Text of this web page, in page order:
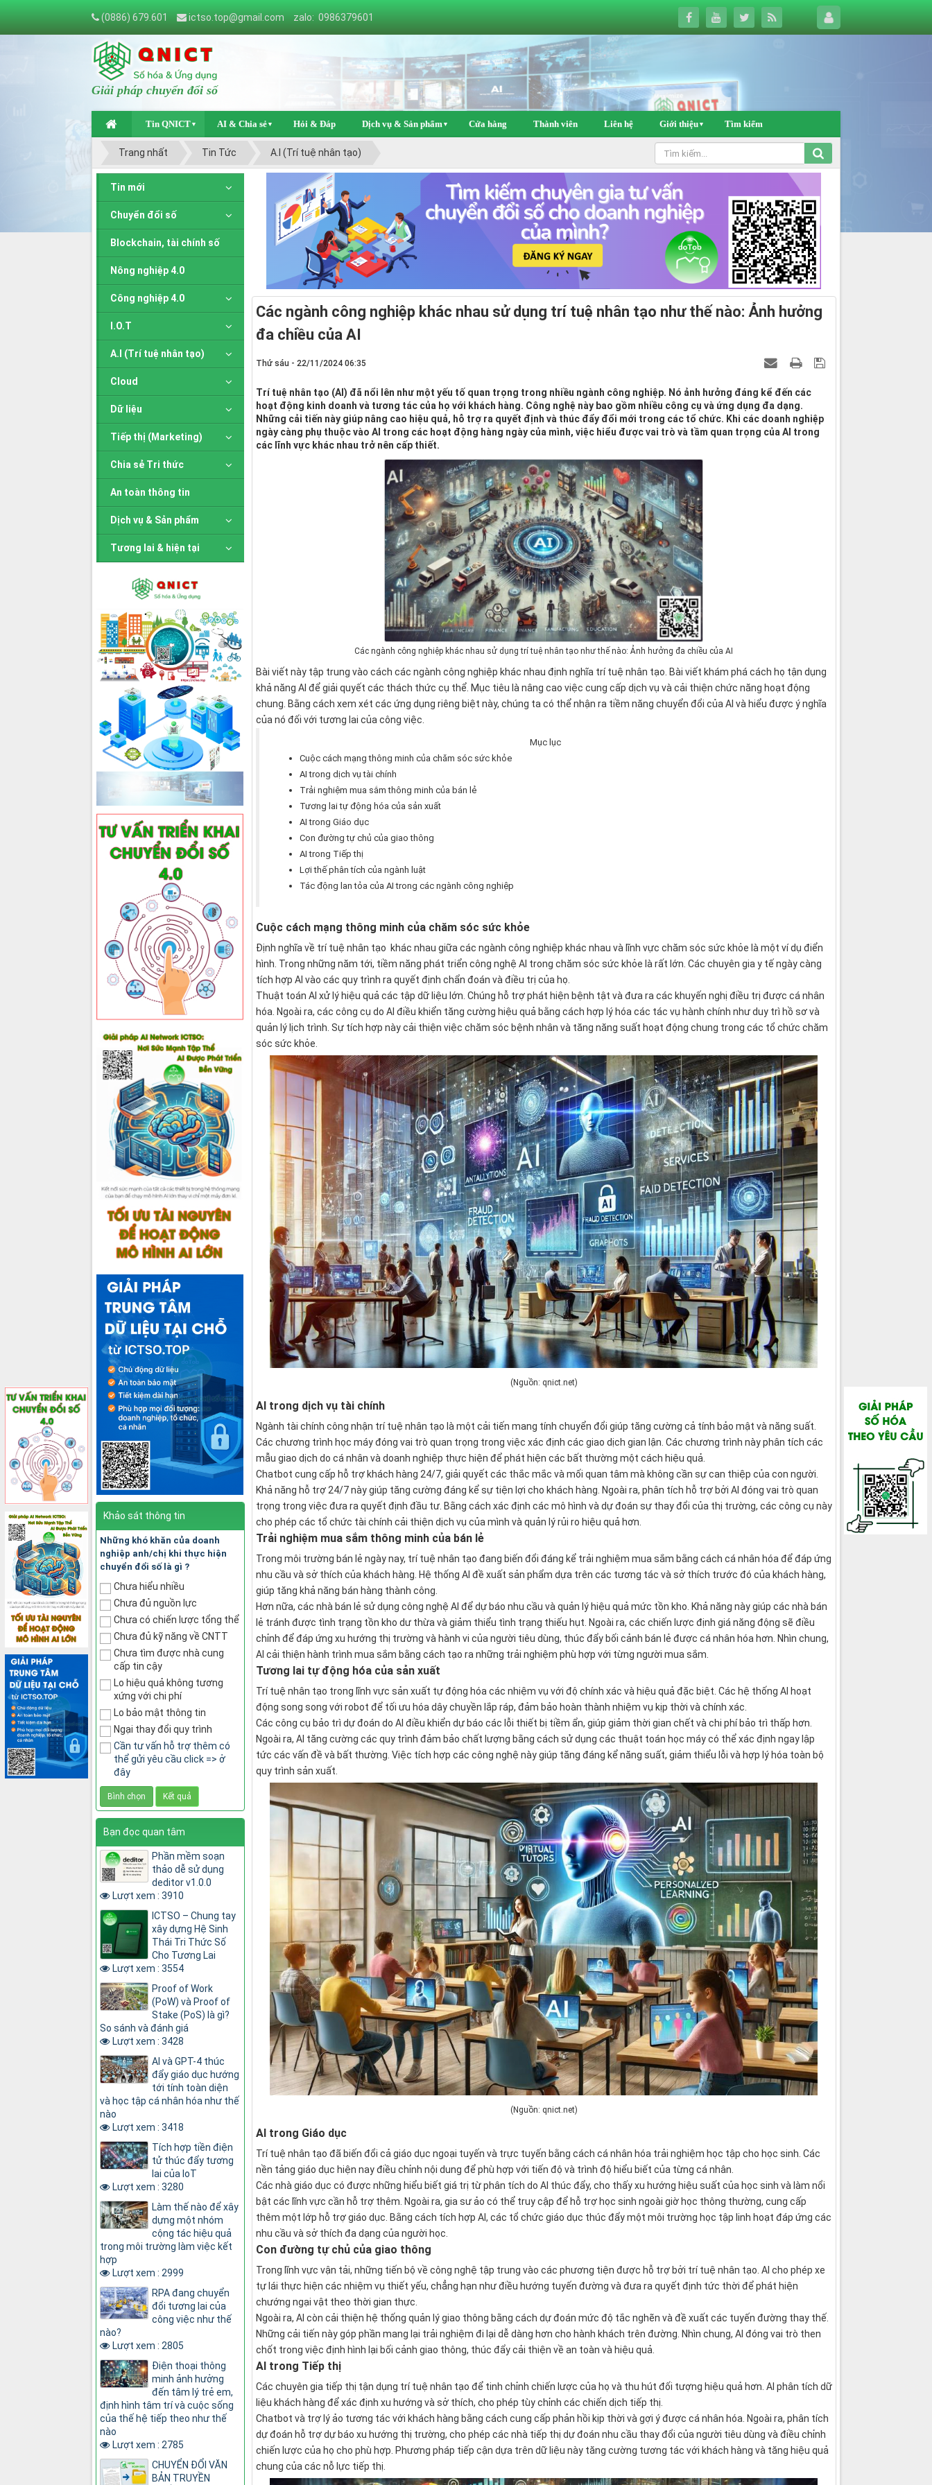
(0886) 679.601 ictso.top@gmail.com zalo: 0986379601
Giải pháp chuyển đổi số
Tin QNICT▼ AI & Chia sẻ▼ Hỏi & Đáp Dịch vụ & Sản phẩm ▼ Cửa hàng Thành viên Liên hệ Giới thiệu▼ Tìm kiếm
Trang nhất Tin Tức A.I (Trí tuệ nhân tạo)
Các ngành công nghiệp khác nhau sử dụng trí tuệ nhân tạo như thế nào: Ảnh hưởng
đa chiều của AI
Thứ sáu - 22/11/2024 06:35
Trí tuệ nhân tạo (AI) đã nổi lên như một yếu tố quan trọng trong nhiều ngành công nghiệp. Nó ảnh hưởng đáng kể đến các
hoạt động kinh doanh và tương tác của họ với khách hàng. Công nghệ này bao gồm nhiều công cụ và ứng dụng đa dạng.
Những cải tiến này giúp nâng cao hiệu quả, hỗ trợ ra quyết định và thúc đẩy đổi mới trong các tổ chức. Khi các doanh nghiệp
ngày càng phụ thuộc vào AI trong các hoạt động hàng ngày của mình, việc hiểu được vai trò và tầm quan trọng của AI trong
các lĩnh vực khác nhau trở nên cấp thiết.
Các ngành công nghiệp khác nhau sử dụng trí tuệ nhân tạo như thế nào: Ảnh hưởng đa chiều của AI
Bài viết này tập trung vào cách các ngành công nghiệp khác nhau định nghĩa trí tuệ nhân tạo. Bài viết khám phá cách họ tận dụng
khả năng AI để giải quyết các thách thức cụ thể. Mục tiêu là nâng cao việc cung cấp dịch vụ và cải thiện chức năng hoạt động
chung. Bằng cách xem xét các ứng dụng riêng biệt này, chúng ta có thể nhận ra tiềm năng chuyển đổi của AI và hiểu được ý nghĩa
của nó đối với tương lai của công việc.
Mục lục
Cuộc cách mạng thông minh của chăm sóc sức khỏe
AI trong dịch vụ tài chính
Trải nghiệm mua sắm thông minh của bán lẻ
Tương lai tự động hóa của sản xuất
AI trong Giáo dục
Con đường tự chủ của giao thông
AI trong Tiếp thị
Lợi thế phân tích của ngành luật
Tác động lan tỏa của AI trong các ngành công nghiệp
Cuộc cách mạng thông minh của chăm sóc sức khỏe
Định nghĩa về trí tuệ nhân tạo khác nhau giữa các ngành công nghiệp khác nhau và lĩnh vực chăm sóc sức khỏe là một ví dụ điển
hình. Trong những năm tới, tiềm năng phát triển công nghệ AI trong chăm sóc sức khỏe là rất lớn. Các chuyên gia y tế ngày càng
tích hợp AI vào các quy trình ra quyết định chẩn đoán và điều trị của họ.
Thuật toán AI xử lý hiệu quả các tập dữ liệu lớn. Chúng hỗ trợ phát hiện bệnh tật và đưa ra các khuyến nghị điều trị được cá nhân
hóa. Ngoài ra, các công cụ do AI điều khiển tăng cường hiệu quả bằng cách hợp lý hóa các tác vụ hành chính như duy trì hồ sơ và
quản lý lịch trình. Sự tích hợp này cải thiện việc chăm sóc bệnh nhân và tăng năng suất hoạt động chung trong các tổ chức chăm
sóc sức khỏe.
(Nguồn: qnict.net)
AI trong dịch vụ tài chính
Ngành tài chính công nhận trí tuệ nhân tạo là một cải tiến mang tính chuyển đổi giúp tăng cường cả tính bảo mật và năng suất.
Các chương trình học máy đóng vai trò quan trọng trong việc xác định các giao dịch gian lận. Các chương trình này phân tích các
mẫu giao dịch do cá nhân và doanh nghiệp thực hiện để phát hiện các bất thường một cách hiệu quả.
Chatbot cung cấp hỗ trợ khách hàng 24/7, giải quyết các thắc mắc và mối quan tâm mà không cần sự can thiệp của con người.
Khả năng hỗ trợ 24/7 này giúp tăng cường đáng kể sự tiện lợi cho khách hàng. Ngoài ra, phân tích hỗ trợ bởi AI đóng vai trò quan
trọng trong việc đưa ra quyết định đầu tư. Bằng cách xác định các mô hình và dự đoán sự thay đổi của thị trường, các công cụ này
cho phép các tổ chức tài chính cải thiện dịch vụ của mình và quản lý rủi ro hiệu quả hơn.
Trải nghiệm mua sắm thông minh của bán lẻ
Trong môi trường bán lẻ ngày nay, trí tuệ nhân tạo đang biến đổi đáng kể trải nghiệm mua sắm bằng cách cá nhân hóa để đáp ứng
nhu cầu và sở thích của khách hàng. Hệ thống AI đề xuất sản phẩm dựa trên các tương tác và sở thích trước đó của khách hàng,
giúp tăng khả năng bán hàng thành công.
Hơn nữa, các nhà bán lẻ sử dụng công nghệ AI để dự báo nhu cầu và quản lý hiệu quả mức tồn kho. Khả năng này giúp các nhà bán
lẻ tránh được tình trạng tồn kho dư thừa và giảm thiểu tình trạng thiếu hụt. Ngoài ra, các chiến lược định giá năng động sẽ điều
chỉnh để đáp ứng xu hướng thị trường và hành vi của người tiêu dùng, thúc đẩy bối cảnh bán lẻ được cá nhân hóa hơn. Nhìn chung,
AI cải thiện hành trình mua sắm bằng cách tạo ra những trải nghiệm phù hợp với từng người mua sắm.
Tương lai tự động hóa của sản xuất
Trí tuệ nhân tạo trong lĩnh vực sản xuất tự động hóa các nhiệm vụ với độ chính xác và hiệu quả đặc biệt. Các hệ thống AI hoạt
động song song với robot để tối ưu hóa dây chuyền lắp ráp, đảm bảo hoàn thành nhiệm vụ kịp thời và chính xác.
Các công cụ bảo trì dự đoán do AI điều khiển dự báo các lỗi thiết bị tiềm ẩn, giúp giảm thời gian chết và chi phí bảo trì thấp hơn.
Ngoài ra, AI tăng cường các quy trình đảm bảo chất lượng bằng cách sử dụng các thuật toán học máy có thể xác định ngay lập
tức các vấn đề và bất thường. Việc tích hợp các công nghệ này giúp tăng đáng kể năng suất, giảm thiểu lỗi và hợp lý hóa toàn bộ
quy trình sản xuất.
(Nguồn: qnict.net)
AI trong Giáo dục
Trí tuệ nhân tạo đã biến đổi cả giáo dục ngoại tuyến và trực tuyến bằng cách cá nhân hóa trải nghiệm học tập cho học sinh. Các
nền tảng giáo dục hiện nay điều chỉnh nội dung để phù hợp với tiến độ và trình độ hiểu biết của từng cá nhân.
Các nhà giáo dục có được những hiểu biết giá trị từ phân tích do AI thúc đẩy, cho thấy xu hướng hiệu suất của học sinh và làm nổi
bật các lĩnh vực cần hỗ trợ thêm. Ngoài ra, gia sư ảo có thể truy cập để hỗ trợ học sinh ngoài giờ học thông thường, cung cấp
thêm một lớp hỗ trợ giáo dục. Bằng cách tích hợp AI, các tổ chức giáo dục thúc đẩy một môi trường học tập linh hoạt đáp ứng các
nhu cầu và sở thích đa dạng của người học.
Con đường tự chủ của giao thông
Trong lĩnh vực vận tải, những tiến bộ về công nghệ tập trung vào các phương tiện được hỗ trợ bởi trí tuệ nhân tạo. AI cho phép xe
tự lái thực hiện các nhiệm vụ thiết yếu, chẳng hạn như điều hướng tuyến đường và đưa ra quyết định tức thời để phát hiện
chướng ngại vật theo thời gian thực.
Ngoài ra, AI còn cải thiện hệ thống quản lý giao thông bằng cách dự đoán mức độ tắc nghẽn và đề xuất các tuyến đường thay thế.
Những cải tiến này góp phần mang lại trải nghiệm đi lại dễ dàng hơn cho hành khách trên đường. Nhìn chung, AI đóng vai trò then
chốt trong việc định hình lại bối cảnh giao thông, thúc đẩy cải thiện về an toàn và hiệu quả.
AI trong Tiếp thị
Các chuyên gia tiếp thị tận dụng trí tuệ nhân tạo để tinh chỉnh chiến lược của họ và thu hút đối tượng hiệu quả hơn. AI phân tích dữ
liệu khách hàng để xác định xu hướng và sở thích, cho phép tùy chỉnh các chiến dịch tiếp thị.
Chatbot và trợ lý ảo tương tác với khách hàng bằng cách cung cấp phản hồi kịp thời và gợi ý được cá nhân hóa. Ngoài ra, phân tích
dự đoán hỗ trợ dự báo xu hướng thị trường, cho phép các nhà tiếp thị dự đoán nhu cầu thay đổi của người tiêu dùng và điều chỉnh
chiến lược của họ cho phù hợp. Phương pháp tiếp cận dựa trên dữ liệu này tăng cường tương tác với khách hàng và tăng hiệu quả
chung của các nỗ lực tiếp thị.
Tin mới
Chuyển đổi số
Blockchain, tài chính số
Nông nghiệp 4.0
Công nghiệp 4.0
I.O.T
A.I (Trí tuệ nhân tạo)
Cloud
Dữ liệu
Tiếp thị (Marketing)
Chia sẻ Tri thức
An toàn thông tin
Dịch vụ & Sản phẩm
Tương lai & hiện tại
Khảo sát thông tin
Những khó khăn của doanh
nghiệp anh/chị khi thực hiện
chuyển đổi số là gì ?
Chưa hiểu nhiều
Chưa đủ nguồn lực
Chưa có chiến lược tổng thể
Chưa đủ kỹ năng về CNTT
Chưa tìm được nhà cung
cấp tin cậy
Lo hiệu quả không tương
xứng với chi phí
Lo bảo mật thông tin
Ngại thay đổi quy trình
Cần tư vấn hỗ trợ thêm có
thể gửi yêu cầu click => ở
đây
Bạn đọc quan tâm
Phần mềm soạn
thảo dễ sử dụng
deditor v1.0.0
Lượt xem : 3910
ICTSO – Chung tay
xây dựng Hệ Sinh
Thái Tri Thức Số
Cho Tương Lai
Lượt xem : 3554
Proof of Work
(PoW) và Proof of
Stake (PoS) là gì?
So sánh và đánh giá
Lượt xem : 3428
AI và GPT-4 thúc
đẩy giáo dục hướng
tới tính toàn diện
và học tập cá nhân hóa như thế
nào
Lượt xem : 3418
Tích hợp tiền điện
tử thúc đẩy tương
lai của IoT
Lượt xem : 3280
Làm thế nào để xây
dựng một nhóm
cộng tác hiệu quả
trong môi trường làm việc kết
hợp
Lượt xem : 2999
RPA đang chuyển
đổi tương lai của
công việc như thế
nào?
Lượt xem : 2805
Điện thoại thông
minh ảnh hưởng
đến tâm lý trẻ em,
định hình tâm trí và cuộc sống
của thế hệ tiếp theo như thế
nào
Lượt xem : 2785
CHUYỂN ĐỔI VĂN
BẢN TRUYỀN